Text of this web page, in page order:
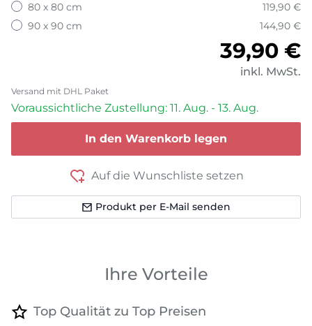
80 x 80 cm
119,90 €
90 x 90 cm
144,90 €
39,90 €
inkl. MwSt.
Versand mit DHL Paket
Voraussichtliche Zustellung: 11. Aug. - 13. Aug.
In den Warenkorb legen
Auf die Wunschliste setzen
Produkt per E-Mail senden
Ihre Vorteile
Top Qualität zu Top Preisen